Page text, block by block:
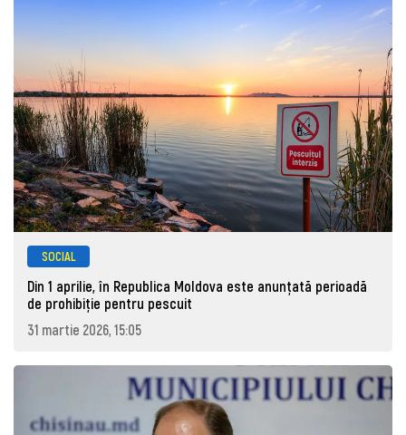
SOCIAL
Din 1 aprilie, în Republica Moldova este anunţată perioadă
de prohibiţie pentru pescuit
31 martie 2026, 15:05